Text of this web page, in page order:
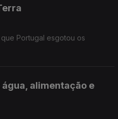
Portugal esgotou os
alimentação e